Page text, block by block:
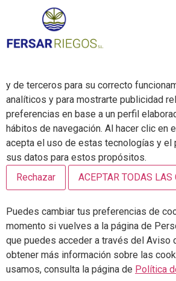
Personalizar
y de terceros para su correcto
analíticos y para mostrarte publicidad
preferencias en base a un perfil
hábitos de navegación. Al hacer clic en
acepta el uso de estas tecnologías y el
sus datos para estos propósitos.
Rechazar
ACEPTAR TODAS LAS
Puedes cambiar tus preferencias de
momento si vuelves a la página de
que puedes acceder a través del Aviso
obtener más información sobre las
usamos, consulta la página de Política